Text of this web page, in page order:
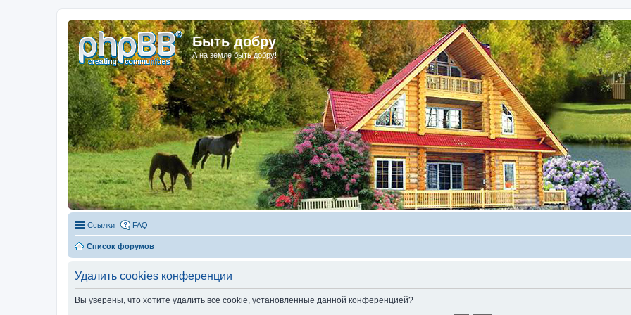
Быть добру
А на земле быть добру!
Ссылки FAQ
Список форумов
Удалить cookies конференции
Вы уверены, что хотите удалить все cookie, установленные данной конференцией?